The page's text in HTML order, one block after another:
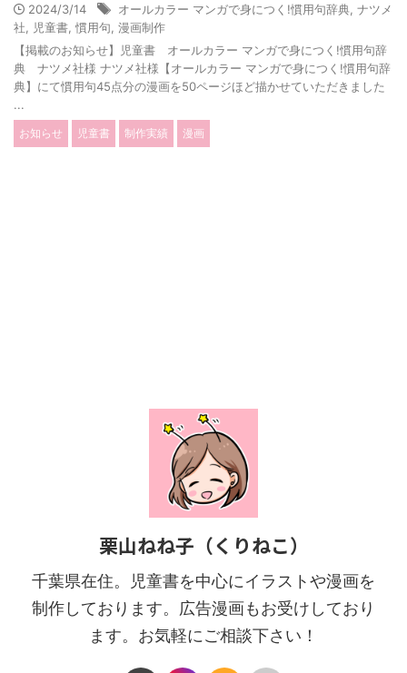
2024/3/14 オールカラー マンガで身につく!慣用句辞典 ナツメ
社
児童書 慣用句 漫画制作
【掲載のお知らせ】児童書 オールカラー マンガで身につく!慣用句辞
典 ナツメ社様 ナツメ社様【オールカラー マンガで身につく!慣用句辞
典】にて慣用句45点分の漫画を50ページほど描かせていただきました
...
お知らせ 児童書 制作実績 漫画
栗山ねね子（くりねこ）
千葉県在住。児童書を中心にイラストや漫画を
制作しております。広告漫画もお受けしており
ます。お気軽にご相談下さい！